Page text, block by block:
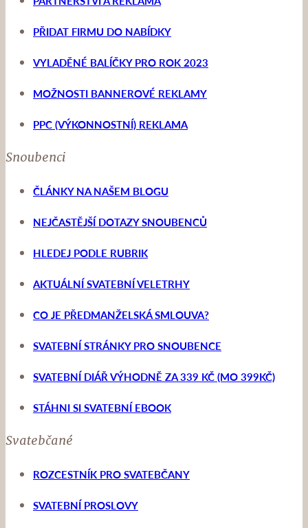
PŘIDAT FIRMU DO NABÍDKY
VYLADĚNÉ BALÍČKY PRO ROK 2023
MOŽNOSTI BANNEROVÉ REKLAMY
PPC (VÝKONNOSTNÍ) REKLAMA
Snoubenci
ČLÁNKY NA NAŠEM BLOGU
NEJČASTĚJŠÍ DOTAZY SNOUBENCŮ
HLEDEJ PODLE RUBRIK
AKTUÁLNÍ SVATEBNÍ VELETRHY
CO JE PŘEDMANŽELSKÁ SMLOUVA?
SVATEBNÍ STRÁNKY PRO SNOUBENCE
SVATEBNÍ DIÁŘ VÝHODNĚ ZA 339 KČ (MO 399KČ)
STÁHNI SI SVATEBNÍ EBOOK
Svatebčané
ROZCESTNÍK PRO SVATEBČANY
SVATEBNÍ PROSLOVY